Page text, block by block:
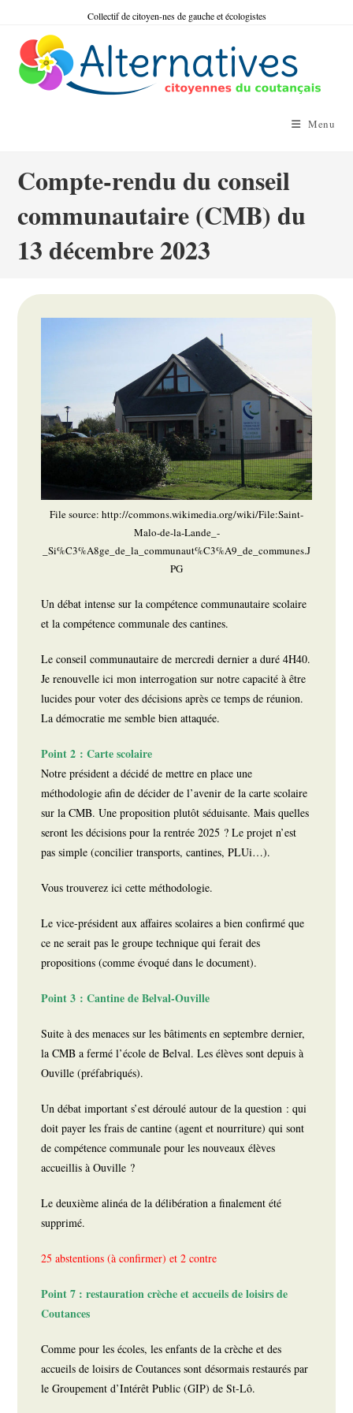
content
Collectif de citoyen-nes de gauche et écologistes
Menu
Compte-rendu du conseil
communautaire (CMB) du
13 décembre 2023
File source: http://commons.wikimedia.org/wiki/File:Saint-
Malo-de-la-Lande_-
_Si%C3%A8ge_de_la_communaut%C3%A9_de_communes.J
PG
Un débat intense sur la compétence communautaire scolaire
et la compétence communale des cantines.
Le conseil communautaire de mercredi dernier a duré 4H40.
Je renouvelle ici mon interrogation sur notre capacité à être
lucides pour voter des décisions après ce temps de réunion.
La démocratie me semble bien attaquée.
Point 2 : Carte scolaire
Notre président a décidé de mettre en place une
méthodologie afin de décider de l’avenir de la carte scolaire
sur la CMB. Une proposition plutôt séduisante. Mais quelles
seront les décisions pour la rentrée 2025 ? Le projet n’est
pas simple (concilier transports, cantines, PLUi…).
Vous trouverez ici cette méthodologie.
Le vice-président aux affaires scolaires a bien confirmé que
ce ne serait pas le groupe technique qui ferait des
propositions (comme évoqué dans le document).
Point 3 : Cantine de Belval-Ouville
Suite à des menaces sur les bâtiments en septembre dernier,
la CMB a fermé l’école de Belval. Les élèves sont depuis à
Ouville (préfabriqués).
Un débat important s’est déroulé autour de la question : qui
doit payer les frais de cantine (agent et nourriture) qui sont
de compétence communale pour les nouveaux élèves
accueillis à Ouville ?
Le deuxième alinéa de la délibération a finalement été
supprimé.
25 abstentions (à confirmer) et 2 contre
Point 7 : restauration crèche et accueils de loisirs de
Coutances
Comme pour les écoles, les enfants de la crèche et des
accueils de loisirs de Coutances sont désormais restaurés par
le Groupement d’Intérêt Public (GIP) de St-Lô.